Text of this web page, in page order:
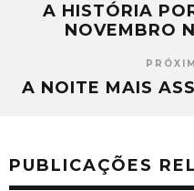
A HISTÓRIA
NOVEMBRO
A NOITE MAIS
PUBLICAÇÕES